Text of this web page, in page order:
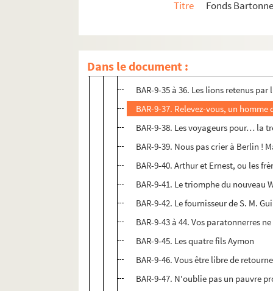
Titre
Fonds
Dans le document :
BAR-9-31 à 32. Ventre affamé n'a
BAR-9-33. Surprise désagréable
BAR-9-34. J'en veux pas de roi, moi
BAR-9-35 à 36. Les lions retenus par
BAR-9-37. Relevez-vous, un homme
BAR-9-38. Les voyageurs pour… la
BAR-9-39. Nous pas crier à Berlin !
BAR-9-40. Arthur et Ernest, ou les
BAR-9-41. Le triomphe du nouveau
BAR-9-42. Le fournisseur de S. M.
BAR-9-43 à 44. Vos paratonnerres
BAR-9-45. Les quatre fils Aymon
BAR-9-46. Vous être libre de
BAR-9-47. N'oublie pas un pauvre